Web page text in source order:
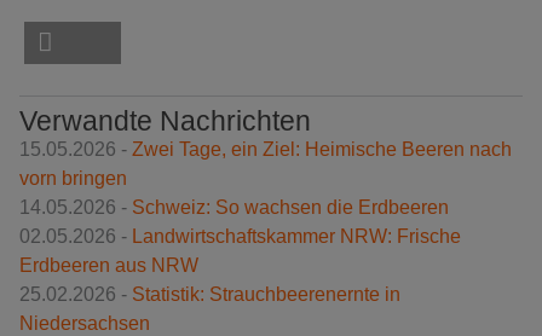
Verwandte Nachrichten
15.05.2026 - Zwei Tage, ein Ziel: Heimische Beeren nach
vorn bringen
14.05.2026 - Schweiz: So wachsen die Erdbeeren
02.05.2026 - Landwirtschaftskammer NRW: Frische
Erdbeeren aus NRW
25.02.2026 - Statistik: Strauchbeerenernte in
Niedersachsen